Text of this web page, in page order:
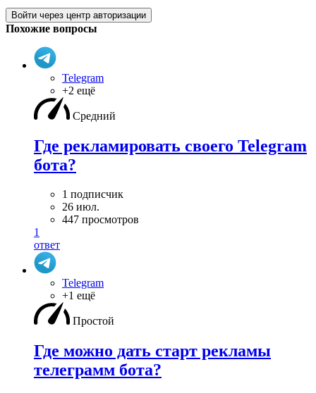
Войти через центр авторизации
Похожие вопросы
Telegram
+2 ещё
Средний
Где рекламировать своего Telegram
бота?
1 подписчик
26 июл.
447 просмотров
1
ответ
Telegram
+1 ещё
Простой
Где можно дать старт рекламы
телеграмм бота?